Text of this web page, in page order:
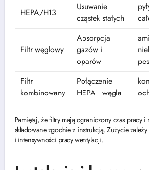
HEPA/H13
Usuwanie
cząstek stałych
Filtr węglowy
Absorpcja
gazów i
oparów
Filtr
kombinowany
Połączenie
HEPA i węgla
Pamiętaj, że filtry mają ograniczony czas pracy i
składowane zgodnie z instrukcją. Zużycie
i intensywności pracy wentylacji.